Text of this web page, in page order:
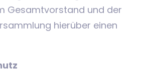
Gesamtvorstand und der
hierüber einen